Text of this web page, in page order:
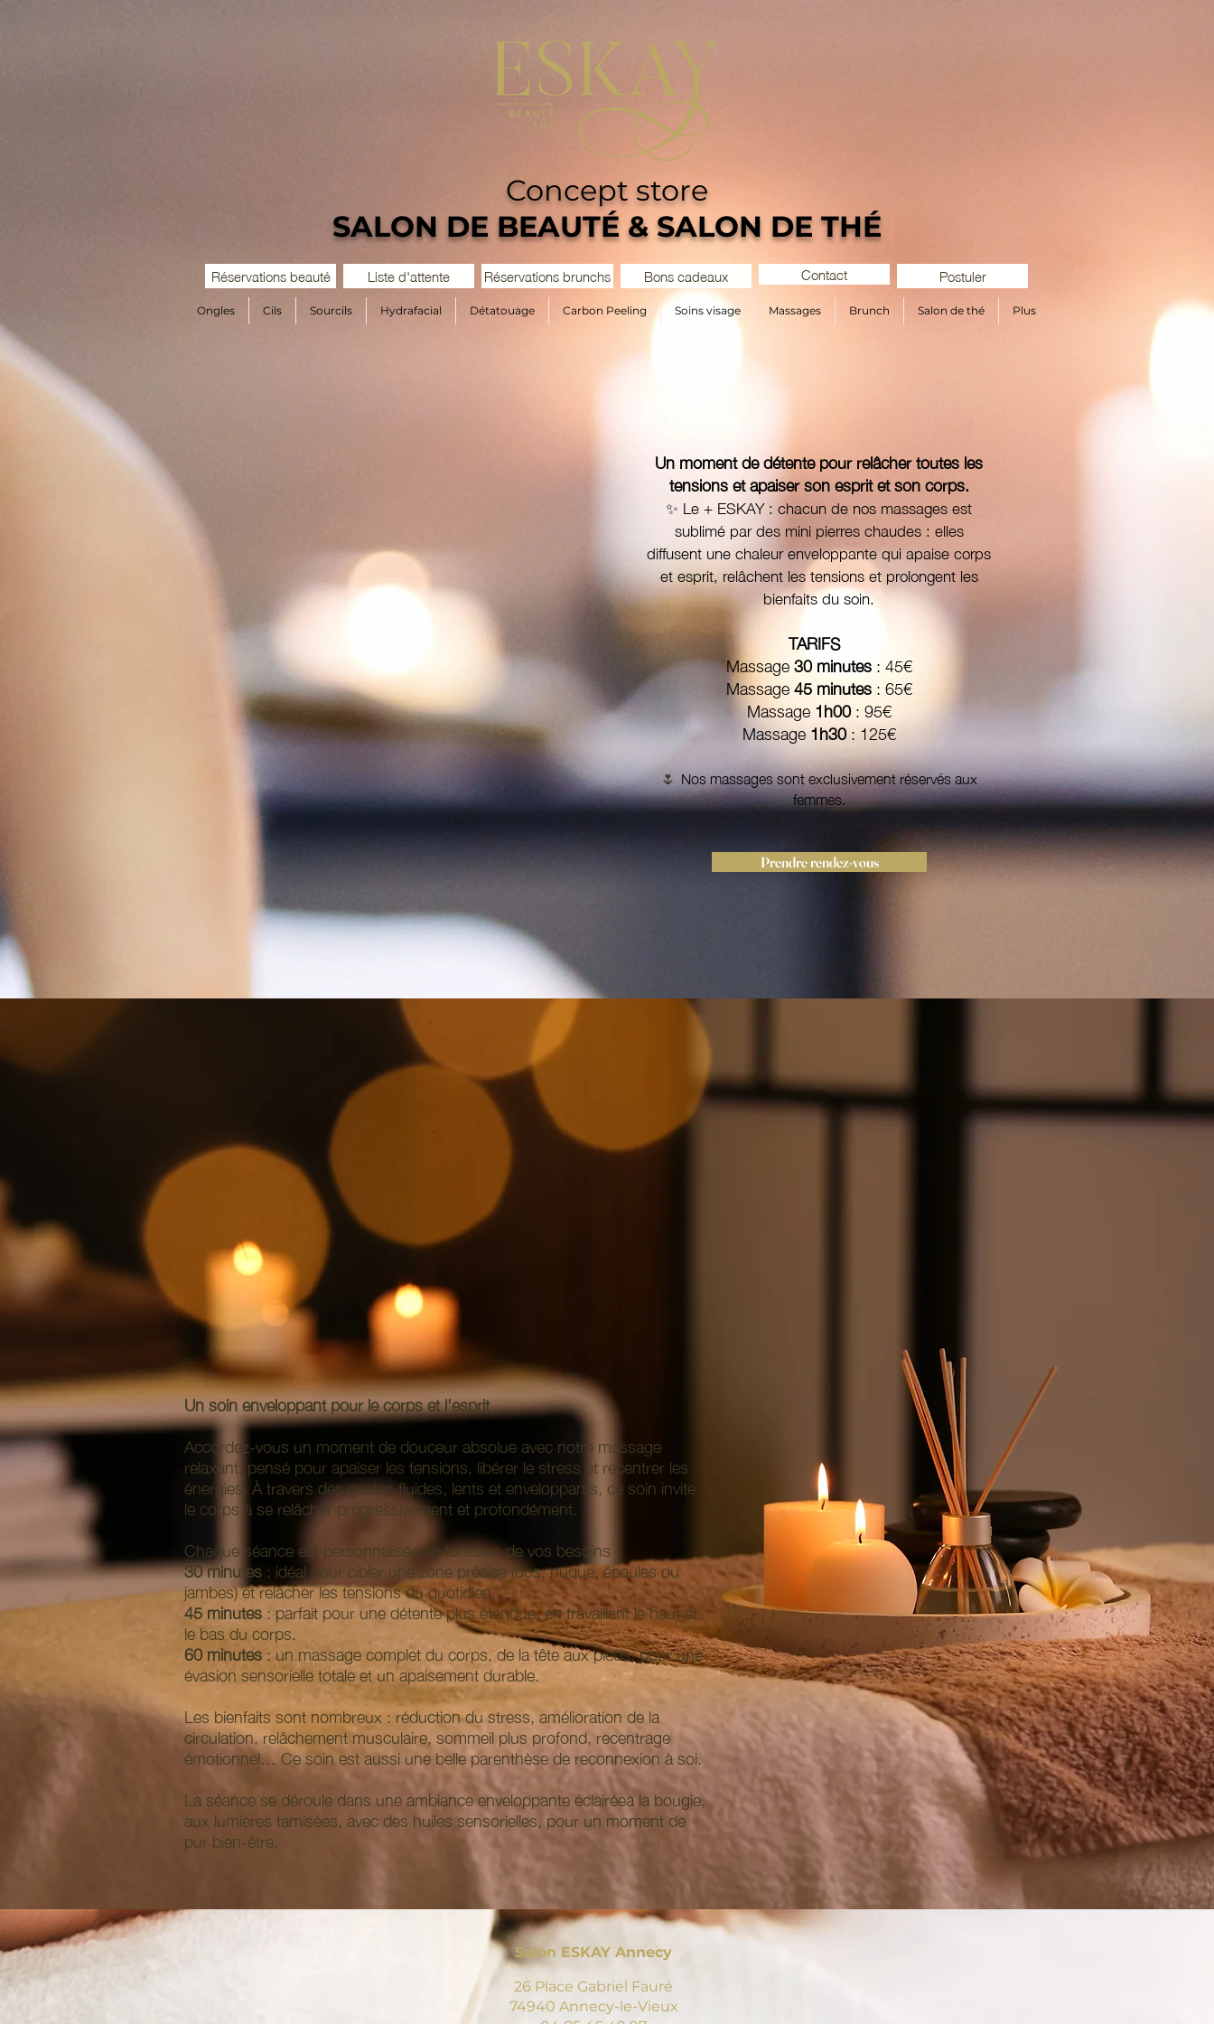
Concept store
SALON DE BEAUTÉ & SALON DE THÉ
Réservations beauté Liste d'attente Réservations brunchs Bons cadeaux Contact Postuler
Ongles Cils Sourcils Hydrafacial Détatouage Carbon Peeling Soins visage Massages Brunch Salon de thé Plus
Un moment de détente pour relâcher toutes les
tensions et apaiser son esprit et son corps.
✨ Le + ESKAY :chacun de nos massages est
sublimé par des mini pierres chaudes : elles
diffusent une chaleur enveloppante qui apaise corps
et esprit, relâchent les tensions et prolongent les
bienfaits du soin.
TARIFS
Massage30 minutes: 45€
Massage45 minutes: 65€
Massage1h00: 95€
Massage1h30: 125€
🌷Nos massages sont exclusivement réservés aux
femmes.
Prendre rendez-vous
Un soin enveloppant pour le corps et l’esprit
Accordez-vous un moment de douceur absolue avec notre massage
relaxant, pensé pour apaiser les tensions, libérer le stress et recentrer les
énergies. À travers des gestes fluides, lents et enveloppants, ce soin invite
le corps à se relâcher progressivement et profondément.
Chaque séance est personnalisée en fonction de vos besoins :
30 minutes : idéal pour cibler une zone précise (dos, nuque, épaules ou
jambes) et relâcher les tensions du quotidien.
45 minutes: parfait pour une détente plus étendue, en travaillant le haut et
le bas du corps.
60 minutes: un massage complet du corps, de la tête aux pieds, pour une
évasion sensorielle totale et un apaisement durable.
Les bienfaits sont nombreux : réduction du stress, amélioration de la
circulation, relâchement musculaire, sommeil plus profond, recentrage
émotionnel… Ce soin est aussi une belle parenthèse de reconnexion à soi.
La séance se déroule dans une ambiance enveloppante éclairéeà la bougie,
aux lumières tamisées, avec des huiles sensorielles, pour un moment de
pur bien-être.
Salon ESKAY Annecy
26 Place Gabriel Fauré
74940 Annecy-le-Vieux